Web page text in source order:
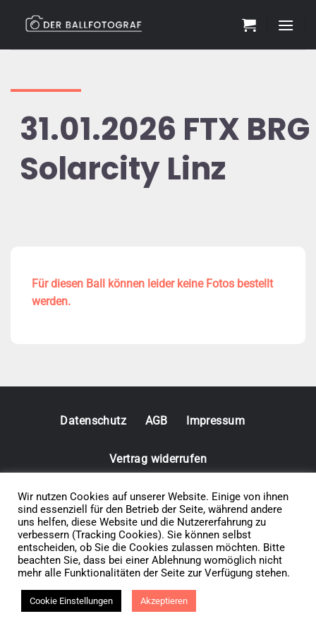
31.01.2026 FTX BRG
Solarcity Linz
Für diesen Ball können leider keine Fotos bestellt
werden.
© 2026 • Elephants 5
Datenschutz AGB Impressum
Vertrag widerrufen
Wir nutzen Cookies auf unserer Website. Einige von ihnen
sind essenziell für den Betrieb der Seite, während andere
uns helfen, diese Website und die Nutzererfahrung zu
verbessern (Tracking Cookies). Sie können selbst
entscheiden, ob Sie die Cookies zulassen möchten. Bitte
beachten Sie, dass bei einer Ablehnung womöglich nicht
mehr alle Funktionalitäten der Seite zur Verfügung stehen.
Cookie Einstellungen Akzeptieren